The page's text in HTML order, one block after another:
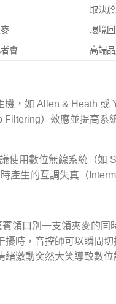
取決
環境
會 高端
，如 Allen & Heath 或
）效應並提高系
用數位無線系統（如
產生的互調失真（
領口別一支領夾麥的同
時，音控師可以瞬間切
激動突然大笑導致數位